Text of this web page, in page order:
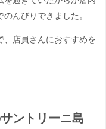
んびりできました。
、店員さんにおすすめを
ントリーニ島